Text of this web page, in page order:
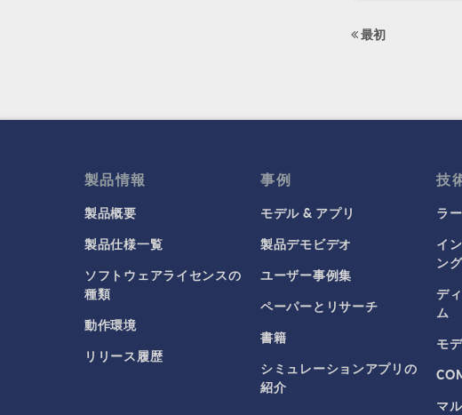
最初
製品情報
製品概要
製品仕様一覧
ソフトウェアライセンスの
種類
動作環境
リリース履歴
事例
モデル & アプリ
製品デモビデオ
ユーザー事例集
ペーパーとリサーチ
書籍
シミュレーションアプリの
紹介
技
ラ
イ
ング
デ
ム
モ
マ